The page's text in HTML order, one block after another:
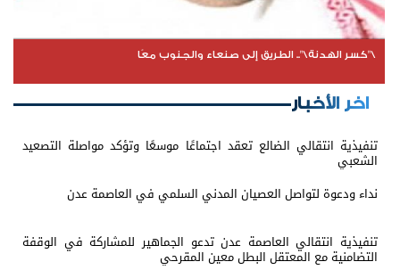
\"كسر الهدنة\".. الطريق إلى صنعاء والجنوب معًا
اخر الأخبار
تنفيذية انتقالي الضالع تعقد اجتماعًا موسعًا وتؤكد مواصلة التصعيد
الشعبي
نداء ودعوة لتواصل العصيان المدني السلمي في العاصمة عدن
تنفيذية انتقالي العاصمة عدن تدعو الجماهير للمشاركة في الوقفة
التضامنية مع المعتقل البطل معين المقرحي